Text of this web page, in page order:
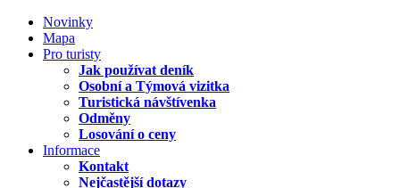
Novinky
Mapa
Pro turisty
Jak používat deník
Osobní a Týmová vizitka
Turistická návštívenka
Odměny
Losování o ceny
Informace
Kontakt
Nejčastější dotazy